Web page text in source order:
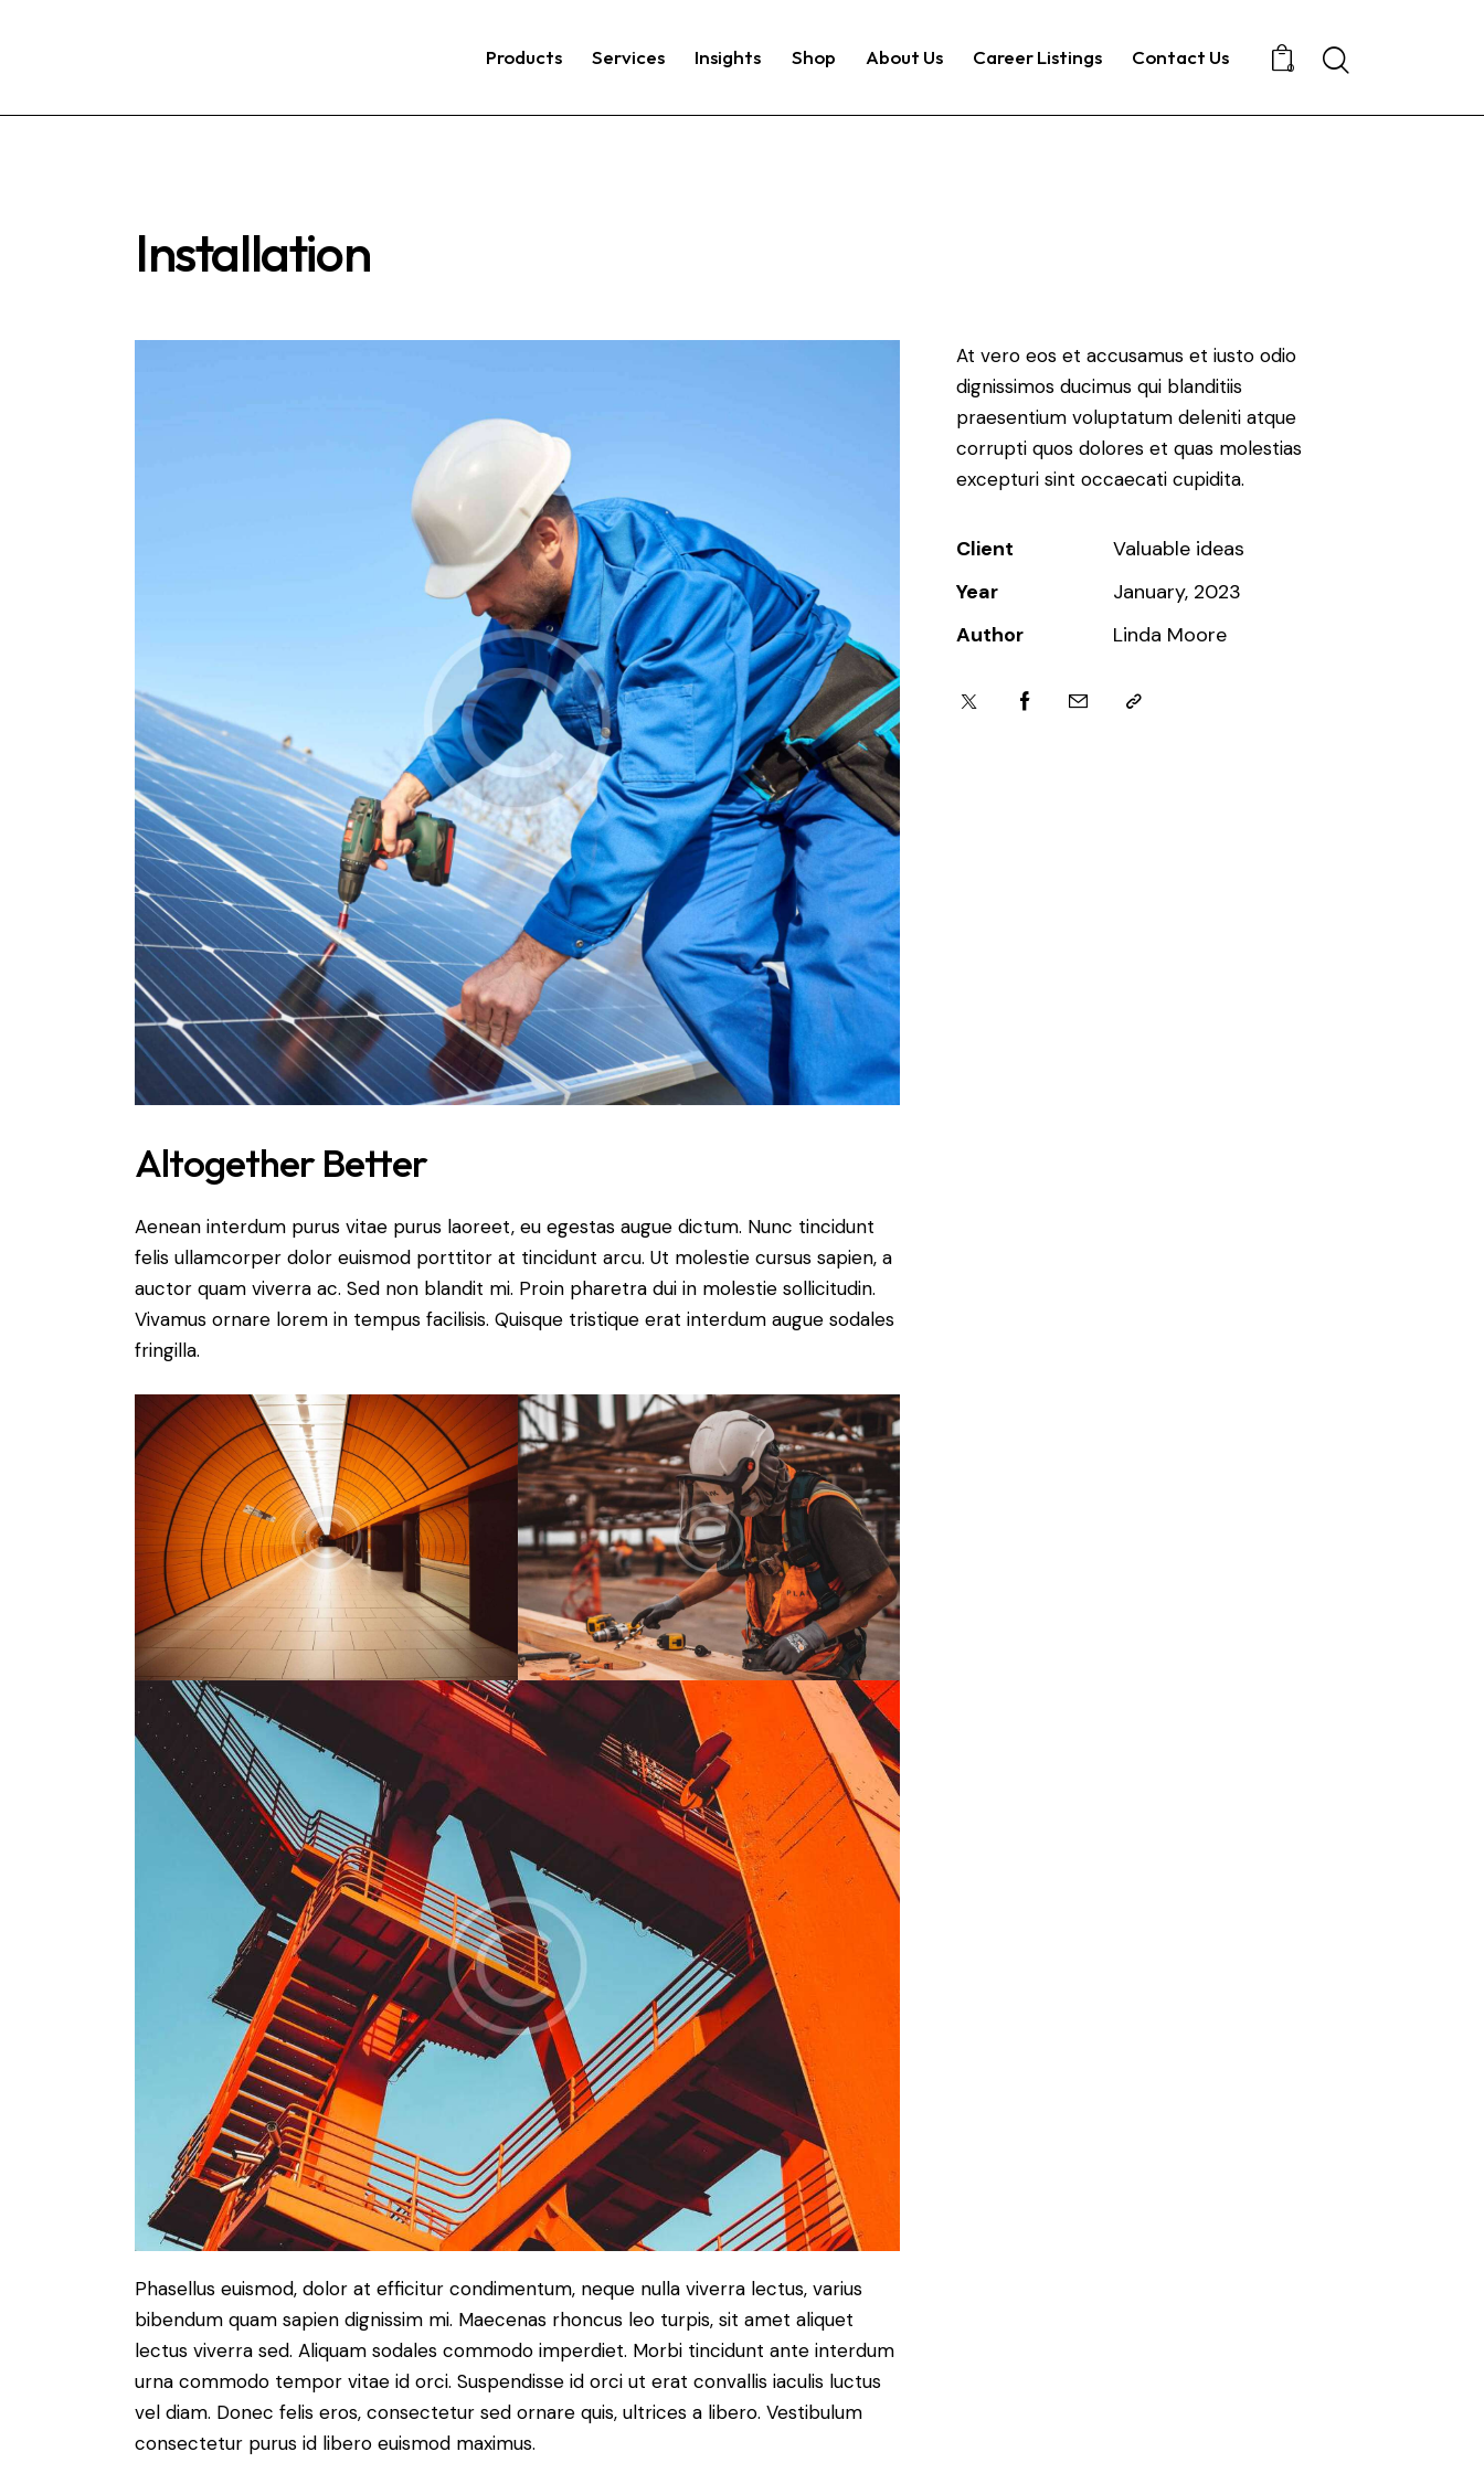
Products Services Insights Shop About Us Career Listings Contact Us 0
Installation
Altogether Better
Aenean interdum purus vitae purus laoreet, eu egestas augue dictum. Nunc tincidunt
felis ullamcorper dolor euismod porttitor at tincidunt arcu. Ut molestie cursus sapien, a
auctor quam viverra ac. Sed non blandit mi. Proin pharetra dui in molestie sollicitudin.
Vivamus ornare lorem in tempus facilisis. Quisque tristique erat interdum augue sodales
fringilla.
Phasellus euismod, dolor at efficitur condimentum, neque nulla viverra lectus, varius
bibendum quam sapien dignissim mi. Maecenas rhoncus leo turpis, sit amet aliquet
lectus viverra sed. Aliquam sodales commodo imperdiet. Morbi tincidunt ante interdum
urna commodo tempor vitae id orci. Suspendisse id orci ut erat convallis iaculis luctus
vel diam. Donec felis eros, consectetur sed ornare quis, ultrices a libero. Vestibulum
consectetur purus id libero euismod maximus.
At vero eos et accusamus et iusto odio
dignissimos ducimus qui blanditiis
praesentium voluptatum deleniti atque
corrupti quos dolores et quas molestias
excepturi sint occaecati cupidita.
Client
Valuable ideas
Year
January, 2023
Author
Linda Moore